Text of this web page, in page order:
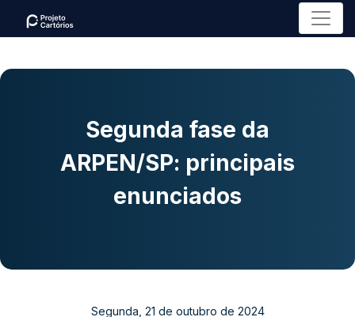
Menu
Segunda fase da
ARPEN/SP: principais
enunciados
Segunda, 21 de outubro de 2024